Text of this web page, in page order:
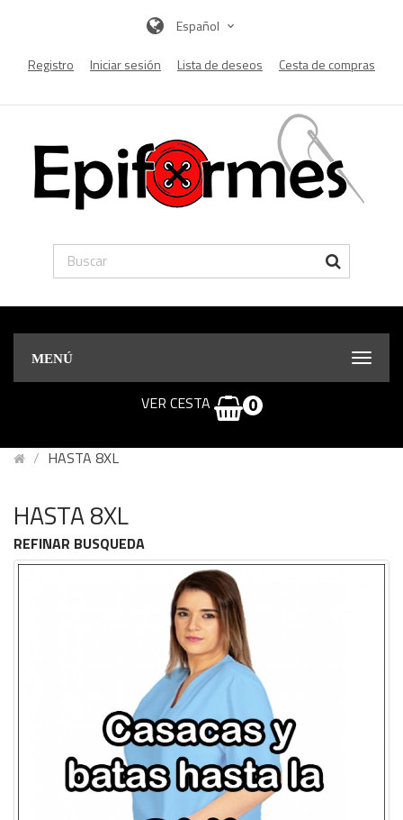
Español
Registro Iniciar sesión Lista de deseos Cesta de compras
MENÚ
VER CESTA 0
HASTA 8XL
HASTA 8XL
REFINAR BUSQUEDA